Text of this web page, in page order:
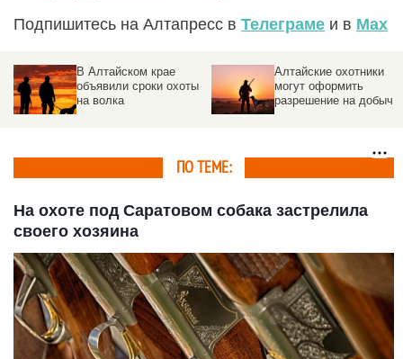
Подпишитесь на Алтапресс в Телеграме и в Max
В Алтайском крае
объявили сроки охоты
на волка
Алтайские охотники
могут оформить
разрешение на добычу
ПО ТЕМЕ:
На охоте под Саратовом собака застрелила
своего хозяина